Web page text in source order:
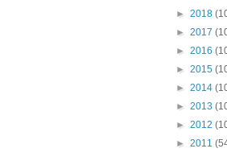
► 2018
► 2017
► 2016
► 2015
► 2014
► 2013
► 2012
► 2011